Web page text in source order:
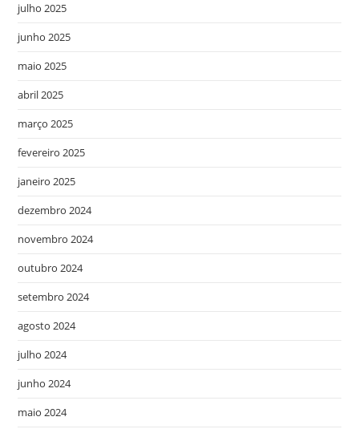
julho 2025
junho 2025
maio 2025
abril 2025
março 2025
fevereiro 2025
janeiro 2025
dezembro 2024
novembro 2024
outubro 2024
setembro 2024
agosto 2024
julho 2024
junho 2024
maio 2024